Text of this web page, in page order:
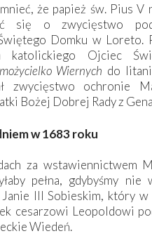
że papież św. Pius V
się o zwycięstwo
Domku w Loreto.
katolickiego Ojciec
Wiernych do
zwycięstwo ochronie
Bożej Dobrej Rady z
w 1683 roku
za wstawiennictwem
pełna, gdybyśmy nie
III Sobieskim, który
cesarzowi Leopoldowi
Wiedeń.